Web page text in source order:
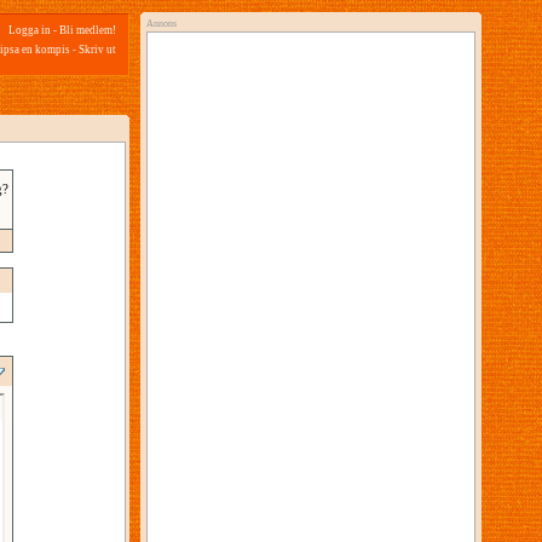
Logga in - Bli medlem!
en kompis - Skriv ut
Annons